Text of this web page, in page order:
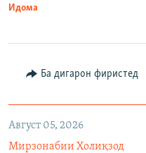
Идома
Ба дигарон фиристед
Август 05, 2026
Мирзонабии Холиқзод